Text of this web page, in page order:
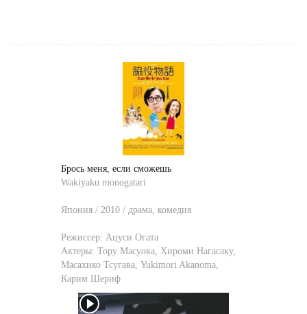
Брось меня, если сможешь
Wakiyaku monogatari
Япония / 2010 / драма, комедия
Режиссер: Ацуси Огата
Актеры: Тору Масуока Хироми Нагасаку,
Масахико Тсугава Yukimori Akanoma
Карим Шериф